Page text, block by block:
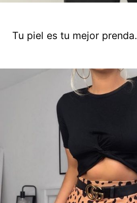
Tu piel es tu mejor prenda.